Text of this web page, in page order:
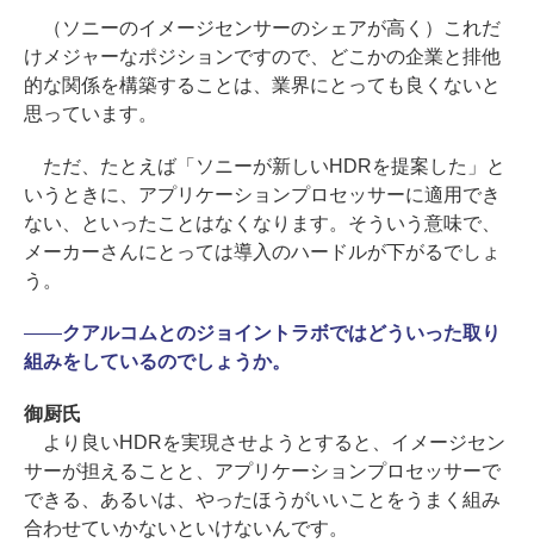
（ソニーのイメージセンサーのシェアが高く）これだ
けメジャーなポジションですので、どこかの企業と排他
的な関係を構築することは、業界にとっても良くないと
思っています。
ただ、たとえば「ソニーが新しいHDRを提案した」と
いうときに、アプリケーションプロセッサーに適用でき
ない、といったことはなくなります。そういう意味で、
メーカーさんにとっては導入のハードルが下がるでしょ
う。
――クアルコムとのジョイントラボではどういった取り
組みをしているのでしょうか。
御厨氏
より良いHDRを実現させようとすると、イメージセン
サーが担えることと、アプリケーションプロセッサーで
できる、あるいは、やったほうがいいことをうまく組み
合わせていかないといけないんです。